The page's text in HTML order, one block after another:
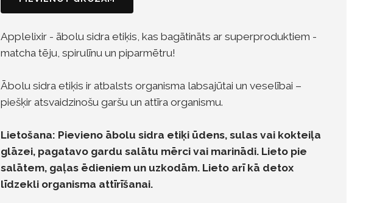
Applelixir - ābolu sidra etiķis, kas bagātināts ar superproduktiem -
matcha tēju, spirulīnu un piparmētru!
Ābolu sidra etiķis ir atbalsts organisma labsajūtai un veselībai –
piešķir atsvaidzinošu garšu un attīra organismu.
Lietošana: Pievieno ābolu sidra etiķi ūdens, sulas vai kokteiļa
glāzei, pagatavo gardu salātu mērci vai marinādi. Lieto pie
salātem, gaļas ēdieniem un uzkodām. Lieto arī kā detox
līdzekli organisma attīrīšanai.